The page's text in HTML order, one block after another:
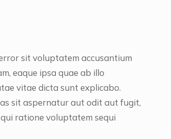
sit voluptatem accusantium
eaque ipsa quae ab illo
vitae dicta sunt explicabo.
sit aspernatur aut odit aut fugit,
ratione voluptatem sequi